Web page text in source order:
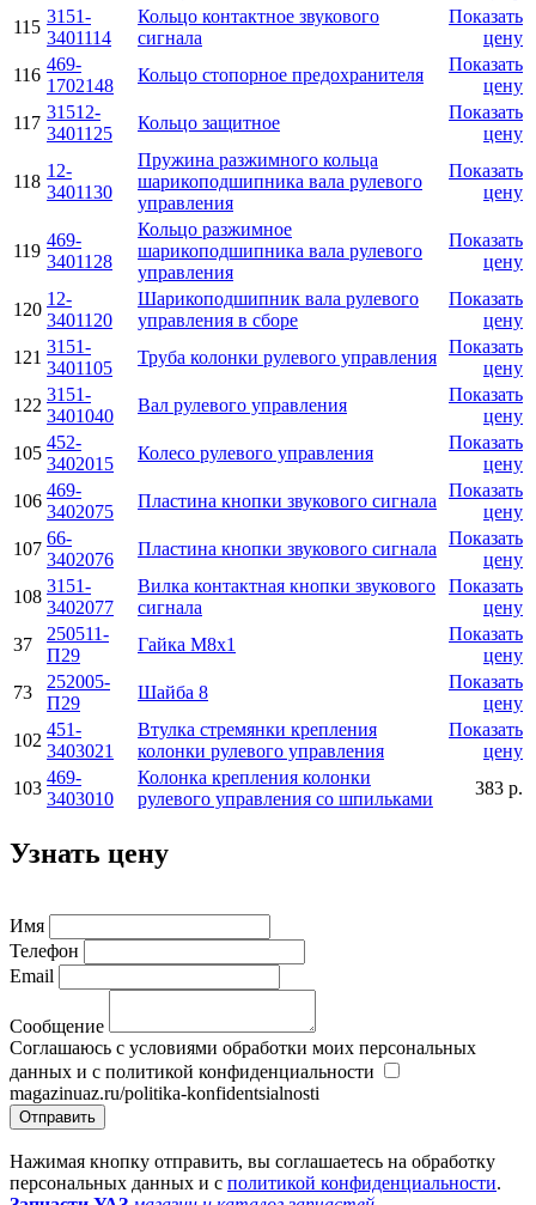
115
3151-
3401114
Кольцо контактное звукового
сигнала
Показать
цену
116
469-
1702148
Кольцо стопорное предохранителя
Показать
цену
117
31512-
3401125
Кольцо защитное
Показать
цену
118
12-
3401130
Пружина разжимного кольца
шарикоподшипника вала рулевого
управления
Показать
цену
119
469-
3401128
Кольцо разжимное
шарикоподшипника вала рулевого
управления
Показать
цену
120
12-
3401120
Шарикоподшипник вала рулевого
управления в сборе
Показать
цену
121
3151-
3401105
Труба колонки рулевого управления
Показать
цену
122
3151-
3401040
Вал рулевого управления
Показать
цену
105
452-
3402015
Колесо рулевого управления
Показать
цену
106
469-
3402075
Пластина кнопки звукового сигнала
Показать
цену
107
66-
3402076
Пластина кнопки звукового сигнала
Показать
цену
108
3151-
3402077
Вилка контактная кнопки звукового
сигнала
Показать
цену
37
250511-
П29
Гайка М8х1
Показать
цену
73
252005-
П29
Шайба 8
Показать
цену
102
451-
3403021
Втулка стремянки крепления
колонки рулевого управления
Показать
цену
103
469-
3403010
Колонка крепления колонки
рулевого управления со шпильками
383 р.
Узнать цену
Имя
Телефон
Email
Сообщение
Соглашаюсь с условиями обработки моих персональных
данных и с политикой конфиденциальности
magazinuaz.ru/politika-konfidentsialnosti
Отправить
Нажимая кнопку отправить, вы соглашаетесь на обработку
персональных данных и с политикой конфиденциальности.